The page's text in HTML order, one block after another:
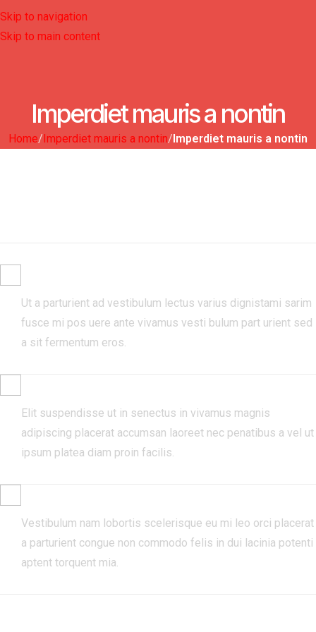
Skip to navigation
Skip to main content
Imperdiet mauris a nontin
Home/ Imperdiet mauris a nontin/ Imperdiet mauris a nontin
Ut a parturient ad vestibulum lectus varius dignistami sarim
fusce mi pos uere ante vivamus vesti bulum part urient sed
a sit fermentum eros.
Elit suspendisse ut in senectus in vivamus magnis
adipiscing placerat accumsan laoreet nec penatibus a vel ut
ipsum platea diam proin facilis.
Vestibulum nam lobortis scelerisque eu mi leo orci placerat
a parturient congue non commodo felis in dui lacinia potenti
aptent torquent mia.